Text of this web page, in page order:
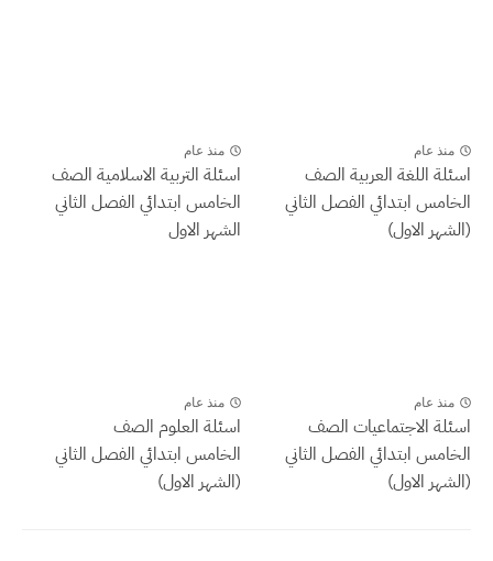
منذ عام
اسئلة اللغة العربية الصف
الخامس ابتدائي الفصل الثاني
(الشهر الاول)
منذ عام
اسئلة التربية الاسلامية الصف
الخامس ابتدائي الفصل الثاني
الشهر الاول
منذ عام
اسئلة الاجتماعيات الصف
الخامس ابتدائي الفصل الثاني
(الشهر الاول)
منذ عام
اسئلة العلوم الصف
الخامس ابتدائي الفصل الثاني
(الشهر الاول)